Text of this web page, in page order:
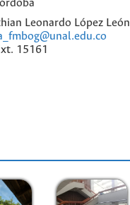
Leonardo López León
15161